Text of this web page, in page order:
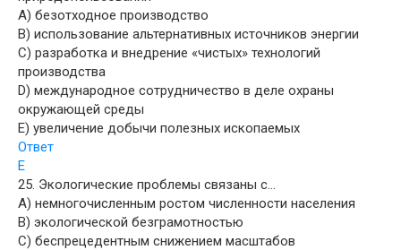
A) безотходное производство
B) использование альтернативных источников энергии
C) разработка и внедрение «чистых» технологий
производства
D) международное сотрудничество в деле охраны
окружающей среды
E) увеличение добычи полезных ископаемых
Ответ
E
25. Экологические проблемы связаны с…
A) немногочисленным ростом численности населения
B) экологической безграмотностью
C) беспрецедентным снижением масштабов